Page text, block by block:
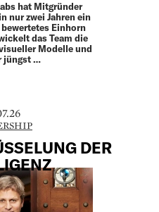
hat Mitgründer
nur zwei Jahren ein
Einhorn
das Team die
Modelle und
jüngst …
DER